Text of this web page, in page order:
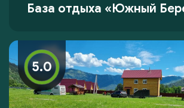
База отдыха «Южный
5.0